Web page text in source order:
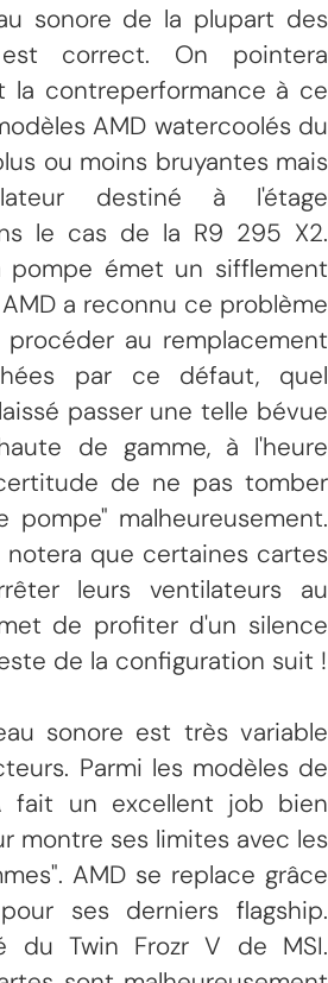
sonore de la plupart des
correct. On pointera
contreperformance à ce
AMD watercoolés du
ou moins bruyantes mais
destiné à l'étage
le cas de la R9 295 X2.
pompe émet un sifflement
a reconnu ce problème
au remplacement
par ce défaut, quel
passer une telle bévue
de gamme, à l'heure
de ne pas tomber
pompe" malheureusement.
que certaines cartes
leurs ventilateurs au
de profiter d'un silence
de la configuration suit !
sonore est très variable
Parmi les modèles de
fait un excellent job bien
montre ses limites avec les
AMD se replace grâce
ses derniers flagship.
du Twin Frozr V de MSI.